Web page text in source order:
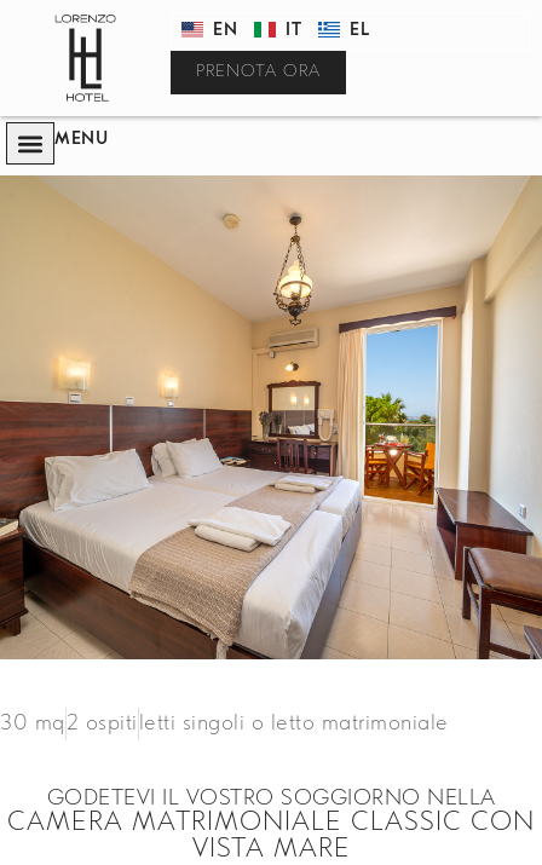
EN IT EL
PRENOTA ORA
MENU
30 mq 2 ospiti letti singoli o letto matrimoniale
GODETEVI IL VOSTRO SOGGIORNO NELLA
CAMERA MATRIMONIALE CLASSIC CON
VISTA MARE